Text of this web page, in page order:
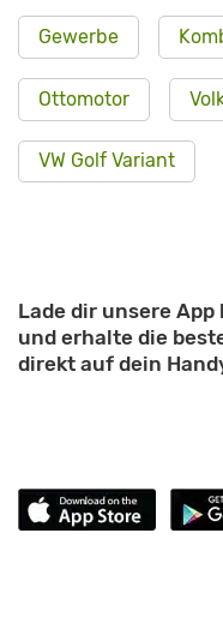
Gewerbe
Ottomotor
VW Golf Variant
Lade dir unsere
und erhalte die
direkt auf dein